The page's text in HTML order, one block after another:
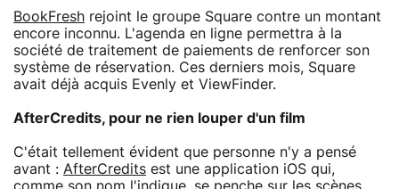
BookFresh rejoint le groupe Square contre un montant
encore inconnu. L'agenda en ligne permettra à la
société de traitement de paiements de renforcer son
système de réservation. Ces derniers mois, Square
avait déjà acquis Evenly et ViewFinder.
AfterCredits, pour ne rien louper d'un film
C'était tellement évident que personne n'y a pensé
avant : AfterCredits est une application iOS qui,
comme son nom l'indique, se penche sur les scènes